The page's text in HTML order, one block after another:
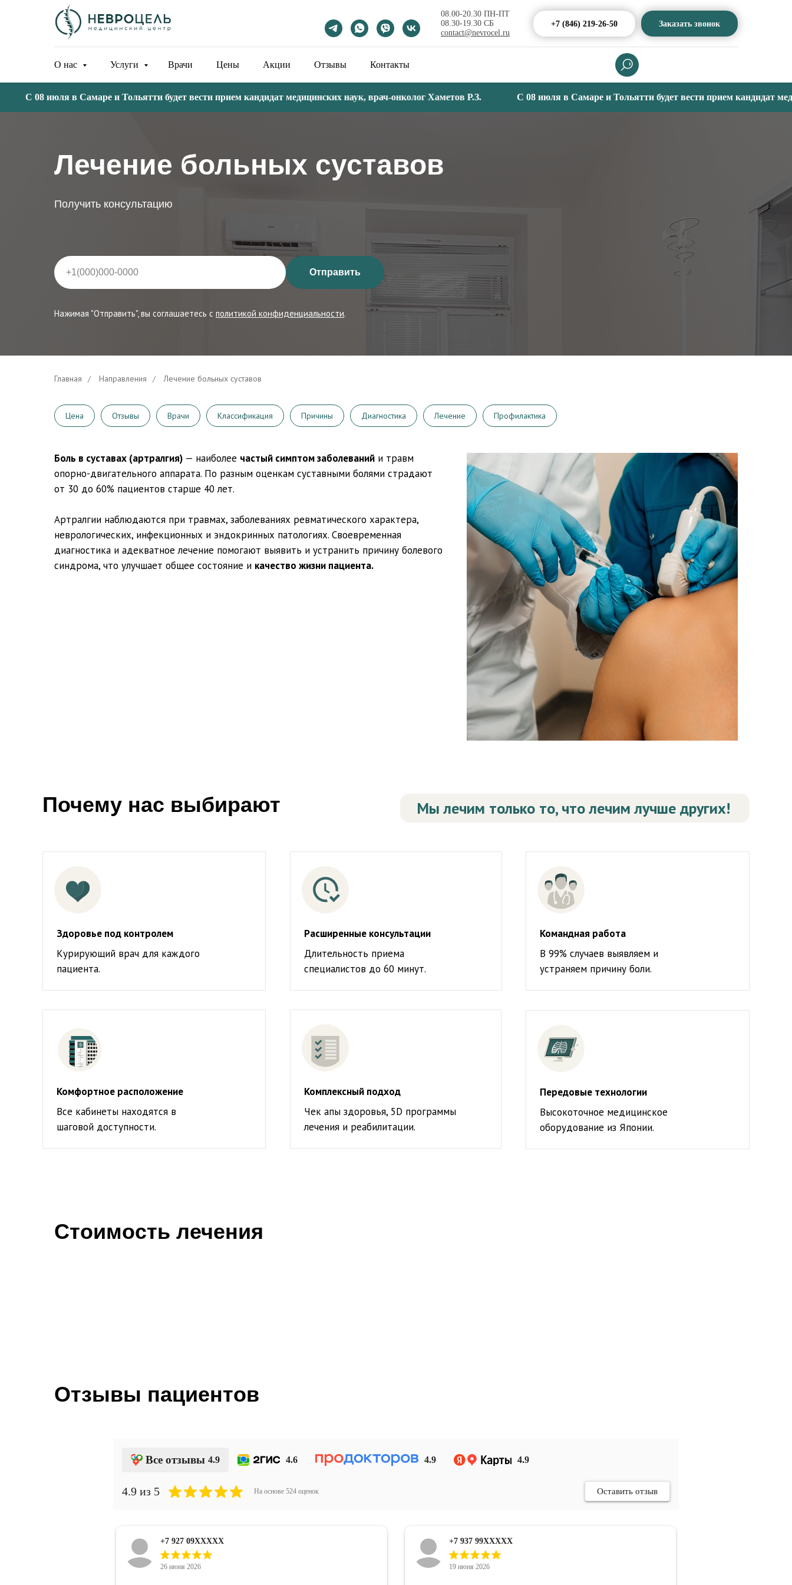
08.00-20.30 ПН-ПТ
08.30-19.30 СБ
contact@nevrocel.ru
+7 (846) 219-26-50 Заказать звонок
О нас Услуги Врачи Цены Акции Отзывы Контакты
С 08 июля в Самаре и Тольятти будет вести прием кандидат медицинских наук, врач-онколог Хаметов Р.З. С 08 июля в Самаре и Тольятти будет вести прием кандидат
Лечение больных суставов
Получить консультацию
Отправить
Нажимая "Отправить", вы соглашаетесь с политикой конфиденциальности.
Главная / Направления / Лечение больных суставов
Цена Отзывы Врачи Классификация Причины Диагностика Лечение Профилактика
Боль в суставах (артралгия) — наиболее частый симптом заболеваний и травм
опорно-двигательного аппарата. По разным оценкам суставными болями страдают
от 30 до 60% пациентов старше 40 лет.
Артралгии наблюдаются при травмах, заболеваниях ревматического характера,
неврологических, инфекционных и эндокринных патологиях. Своевременная
диагностика и адекватное лечение помогают выявить и устранить причину болевого
синдрома, что улучшает общее состояние и качество жизни пациента.
Почему нас выбирают
Здоровье под контролем
Курирующий врач для каждого
пациента.
Расширенные консультации
Длительность приема
специалистов до 60 минут.
Командная работа
В 99% случаев выявляем и
устраняем причину боли.
Комфортное расположение
Все кабинеты находятся в
шаговой доступности.
Мы лечим только то, что лечим лучше других!
Комплексный подход
Чек апы здоровья, 5D программы
лечения и реабилитации.
Передовые технологии
Высокоточное медицинское
оборудование из Японии.
Стоимость лечения
Отзывы пациентов
Все отзывы 4.9 4.6 4.9 4.9
4.9 из 5 На основе 524 оценок Оставить отзыв
+7 937 99XXXXX
19 июня 2026
+7 927 70XXXXX
17 июня 2026